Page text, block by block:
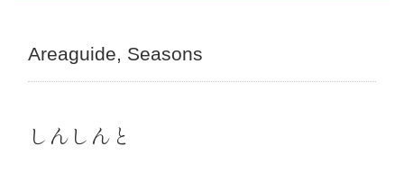
Areaguide Seasons
しんしんと